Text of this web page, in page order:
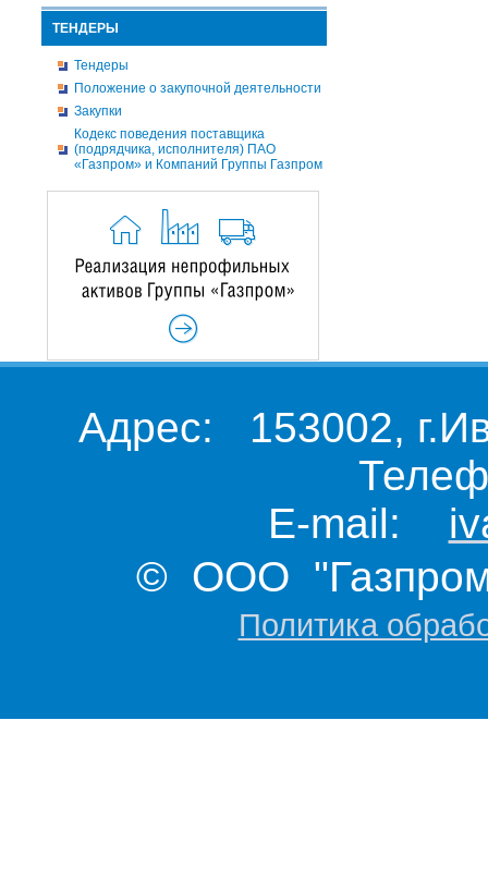
ТЕНДЕРЫ
Тендеры
Положение о закупочной деятельности
Закупки
Кодекс поведения поставщика
(подрядчика, исполнителя) ПАО
«Газпром» и Компаний Группы Газпром
Адрес: 153002,
E-mail:
© ООО "Газпром
Политика